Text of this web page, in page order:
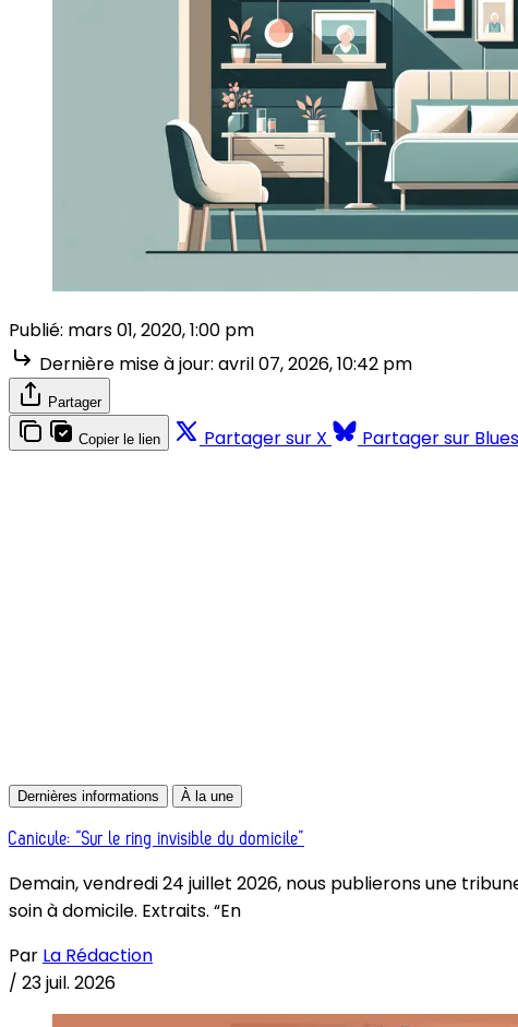
Publié: mars 01, 2020, 1:00 pm
Dernière mise à jour: avril 07, 2026, 10:42 pm
Partager
Copier le lien Partager sur X Partager sur
Dernières informations À la une
Canicule: “Sur le ring invisible du domicile”
Demain, vendredi 24 juillet 2026, nous publierons une
soin à domicile. Extraits. “En
Par La Rédaction
/ 23 juil. 2026